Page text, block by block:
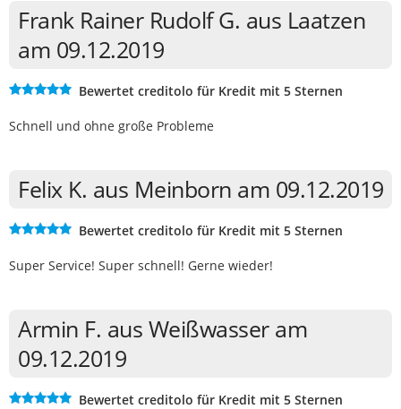
Frank Rainer Rudolf G. aus Laatzen
am 09.12.2019
Bewertet creditolo für Kredit mit 5 Sternen
Schnell und ohne große Probleme
Felix K. aus Meinborn am 09.12.2019
Bewertet creditolo für Kredit mit 5 Sternen
Super Service! Super schnell! Gerne wieder!
Armin F. aus Weißwasser am
09.12.2019
Bewertet creditolo für Kredit mit 5 Sternen